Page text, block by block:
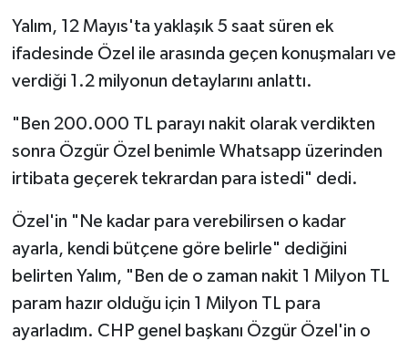
Yalım, 12 Mayıs'ta yaklaşık 5 saat süren ek
ifadesinde Özel ile arasında geçen konuşmaları ve
verdiği 1.2 milyonun detaylarını anlattı.
"Ben 200.000 TL parayı nakit olarak verdikten
sonra Özgür Özel benimle Whatsapp üzerinden
irtibata geçerek tekrardan para istedi" dedi.
Özel'in "Ne kadar para verebilirsen o kadar
ayarla, kendi bütçene göre belirle" dediğini
belirten Yalım, "Ben de o zaman nakit 1 Milyon TL
param hazır olduğu için 1 Milyon TL para
ayarladım. CHP genel başkanı Özgür Özel'in o